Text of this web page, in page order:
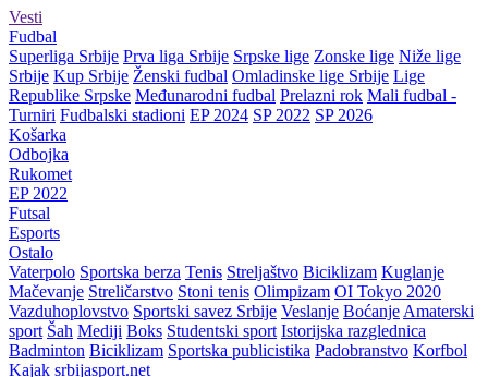
Vesti
Fudbal
Superliga Srbije Prva liga Srbije Srpske lige Zonske lige Niže lige
Srbije Kup Srbije Ženski fudbal Omladinske lige Srbije Lige
Republike Srpske Međunarodni fudbal Prelazni rok Mali fudbal -
Turniri Fudbalski stadioni EP 2024 SP 2022 SP 2026
Košarka
Odbojka
Rukomet
EP 2022
Futsal
Esports
Ostalo
Vaterpolo Sportska berza Tenis Streljaštvo Biciklizam Kuglanje
Mačevanje Streličarstvo Stoni tenis Olimpizam OI Tokyo 2020
Vazduhoplovstvo Sportski savez Srbije Veslanje Boćanje Amaterski
sport Šah Mediji Boks Studentski sport Istorijska razglednica
Badminton Biciklizam Sportska publicistika Padobranstvo Korfbol
Kajak srbijasport.net